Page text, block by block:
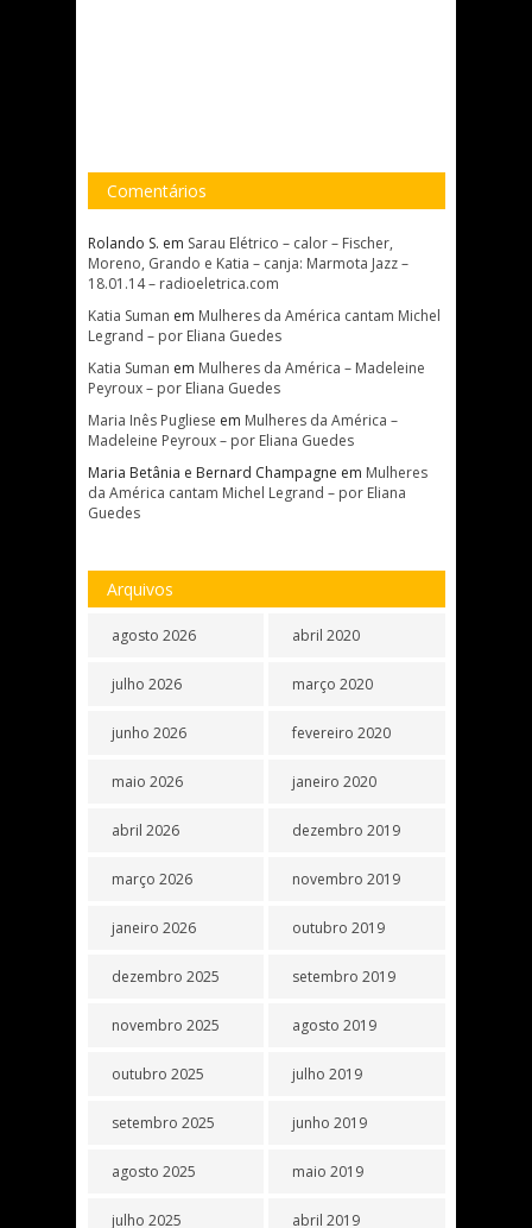
Comentários
Rolando S. em Sarau Elétrico – calor – Fischer,
Moreno, Grando e Katia – canja: Marmota Jazz –
18.01.14 – radioeletrica.com
Katia Suman em Mulheres da América cantam Michel
Legrand – por Eliana Guedes
Katia Suman em Mulheres da América – Madeleine
Peyroux – por Eliana Guedes
Maria Inês Pugliese em Mulheres da América –
Madeleine Peyroux – por Eliana Guedes
Maria Betânia e Bernard Champagne em Mulheres
da América cantam Michel Legrand – por Eliana
Guedes
Arquivos
agosto 2026
julho 2026
junho 2026
maio 2026
abril 2026
março 2026
janeiro 2026
dezembro 2025
novembro 2025
outubro 2025
setembro 2025
agosto 2025
julho 2025
abril 2020
março 2020
fevereiro 2020
janeiro 2020
dezembro 2019
novembro 2019
outubro 2019
setembro 2019
agosto 2019
julho 2019
junho 2019
maio 2019
abril 2019